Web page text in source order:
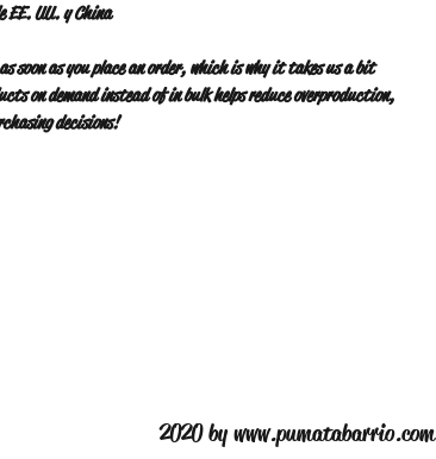
EE. UU. y China
soon as you place an order, which is why it takes us a bit
on demand instead of in bulk helps reduce overproduction,
decisions!
2020 bywww.pumatabarrio.com